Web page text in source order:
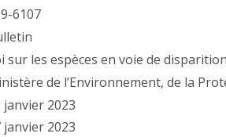
6107
sur les espèces en voie de
de l’Environnement, de la
janvier 2023
janvier 2023